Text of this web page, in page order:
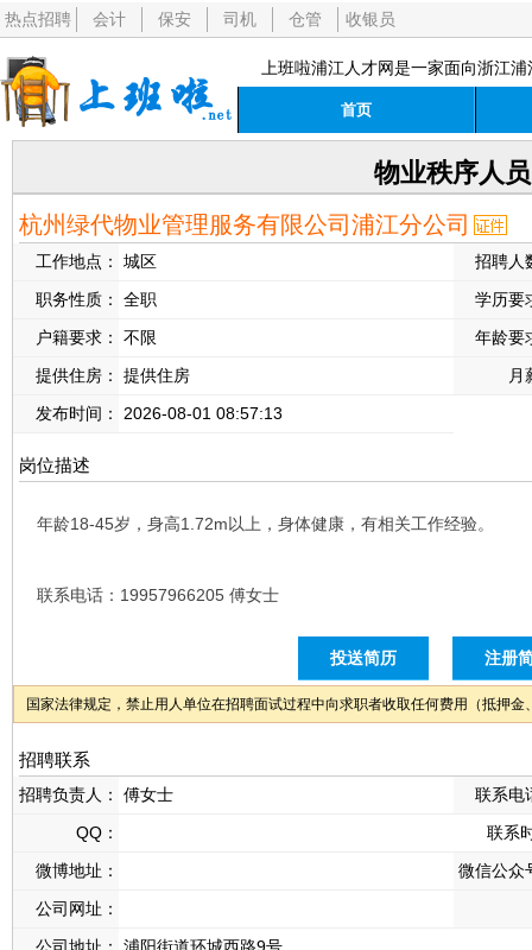
热点招聘 会计 保安 司机 仓管 收银员
上班啦浦江人才网是一家面向浙江
首页
物业秩序人员
杭州绿代物业管理服务有限公司浦江分公司
工作地点： 城区
招聘人
职务性质：
全职
学历要
户籍要求：
不限
年龄要
提供住房：
提供住房
月
发布时间：
2026-08-01 08:57:13
岗位描述
年龄18-45岁，身高1.72m以上，身体健康，有相关工作经验。
联系电话：19957966205 傅女士
投送简历 注册
国家法律规定，禁止用人单位在招聘面试过程中向求职者收取任何费用（抵押
招聘联系
招聘负责人： 傅女士
联系电
QQ：
联系
微博地址：
微信公众
公司网址：